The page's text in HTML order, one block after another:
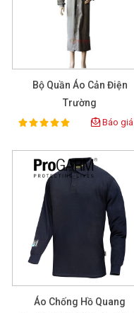
Bộ Quần Áo Cản Điện
Trường
Rating:
100% Báo giá
Áo Chống Hồ Quang